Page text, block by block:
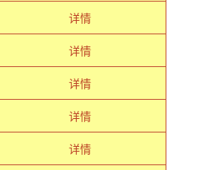
详情
详情
详情
详情
详情